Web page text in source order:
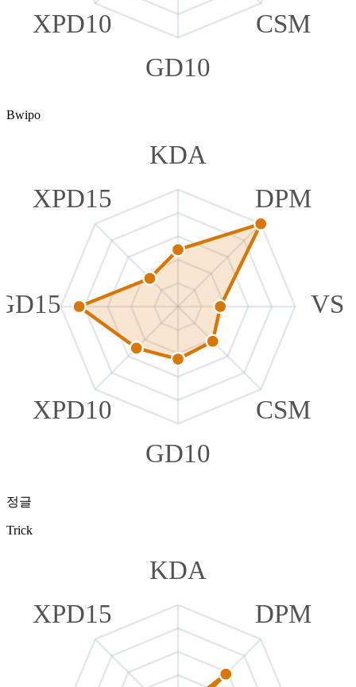
CSM
GD10
XPD10
Bwipo
KDA
DPM
VS
CSM
GD10
XPD10
XPD15
정글
Trick
KDA
DPM
XPD15